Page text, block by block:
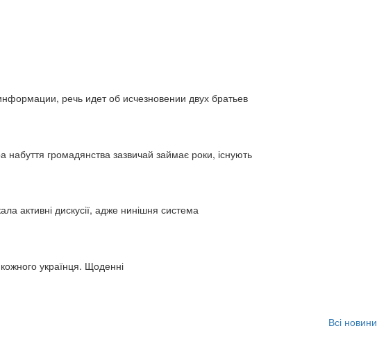
речь идет об исчезновении двух братьев
набуття громадянства зазвичай займає роки, існують
активні дискусії, адже нинішня система
українця. Щоденні
Всі новини